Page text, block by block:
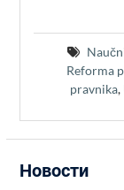
Reforma
pravnika,
Новости